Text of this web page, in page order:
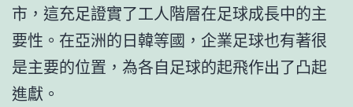
市，這充足證實了工人階層在足球成長中的主
要性。在亞洲的日韓等國，企業足球也有著很
是主要的位置，為各自足球的起飛作出了凸起
進獻。